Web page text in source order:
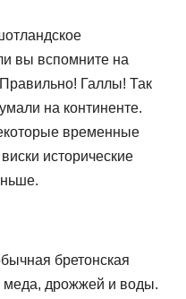
вы вспомните на
Галлы! Так
на континенте.
временные
исторические
бретонская
меда, дрожжей и воды.